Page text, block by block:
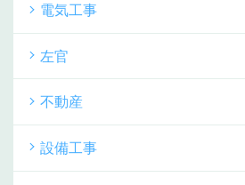
電気工事
左官
不動産
設備工事